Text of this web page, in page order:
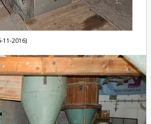
11-2016)